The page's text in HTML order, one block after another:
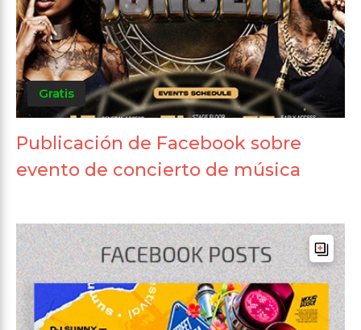
Gratis
Publicación de Facebook sobre
evento de concierto de música